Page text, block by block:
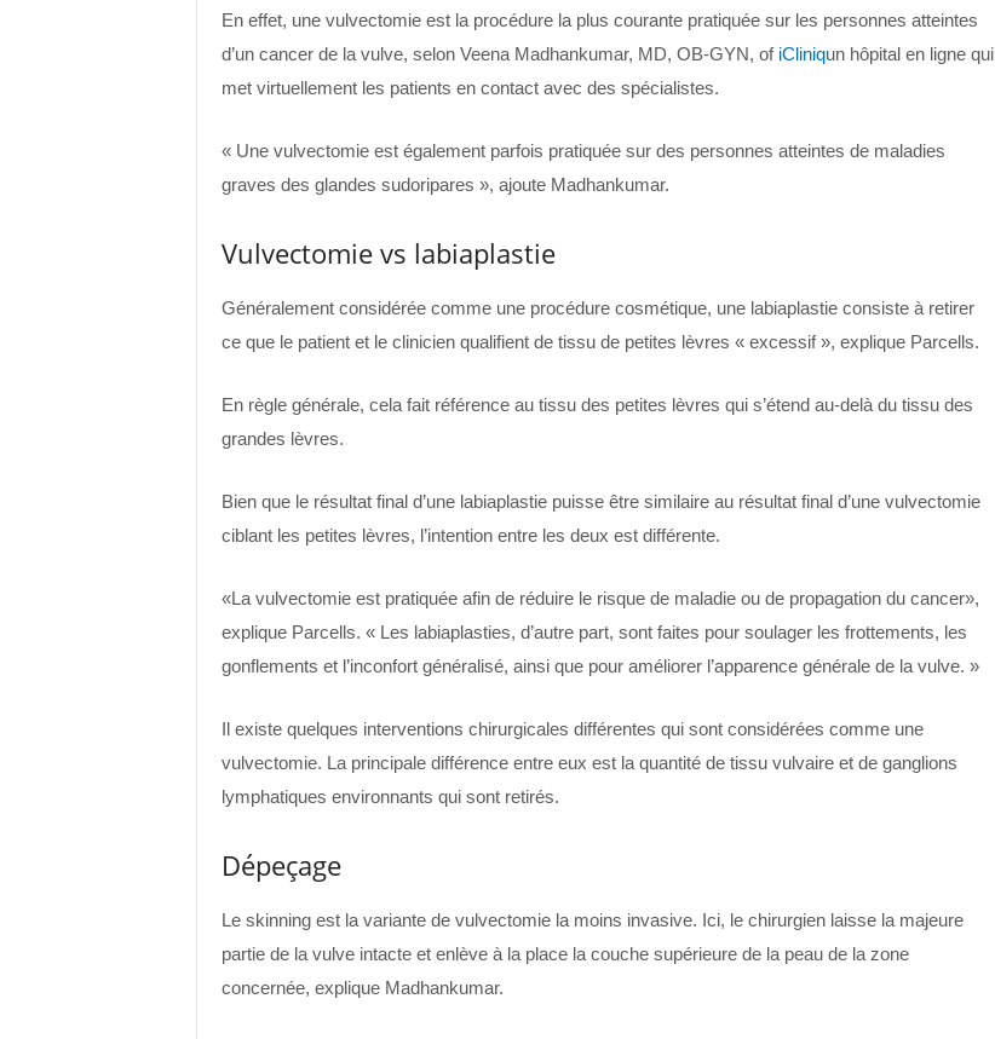
En effet, une vulvectomie est la procédure la plus courante pratiquée sur les personnes atteintes
d’un cancer de la vulve, selon Veena Madhankumar, MD, OB-GYN, of iCliniqun hôpital en ligne qui
met virtuellement les patients en contact avec des spécialistes.
« Une vulvectomie est également parfois pratiquée sur des personnes atteintes de maladies
graves des glandes sudoripares », ajoute Madhankumar.
Vulvectomie vs labiaplastie
Généralement considérée comme une procédure cosmétique, une labiaplastie consiste à retirer
ce que le patient et le clinicien qualifient de tissu de petites lèvres « excessif », explique Parcells.
En règle générale, cela fait référence au tissu des petites lèvres qui s’étend au-delà du tissu des
grandes lèvres.
Bien que le résultat final d’une labiaplastie puisse être similaire au résultat final d’une vulvectomie
ciblant les petites lèvres, l’intention entre les deux est différente.
«La vulvectomie est pratiquée afin de réduire le risque de maladie ou de propagation du cancer»,
explique Parcells. « Les labiaplasties, d’autre part, sont faites pour soulager les frottements, les
gonflements et l’inconfort généralisé, ainsi que pour améliorer l’apparence générale de la vulve. »
Il existe quelques interventions chirurgicales différentes qui sont considérées comme une
vulvectomie. La principale différence entre eux est la quantité de tissu vulvaire et de ganglions
lymphatiques environnants qui sont retirés.
Dépeçage
Le skinning est la variante de vulvectomie la moins invasive. Ici, le chirurgien laisse la majeure
partie de la vulve intacte et enlève à la place la couche supérieure de la peau de la zone
concernée, explique Madhankumar.